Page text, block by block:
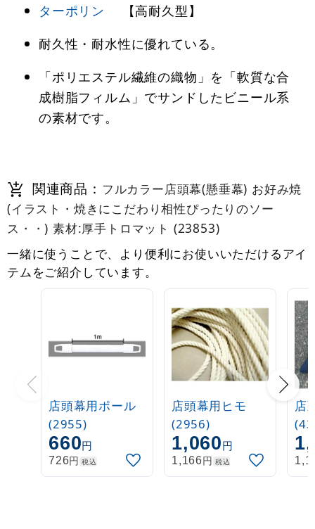
ターポリン 【高耐久型】
耐久性・耐水性に優れている。
「ポリエステル繊維の織物」を「軟質な合
成樹脂フィルム」でサンドしたビニール系
の素材です。
関連商品： フルカラー店頭幕(懸垂幕) お好み焼
(イラスト・焼きにこだわり相性ぴったりのソー
ス・・) 素材:厚手トロマット (23853)
一緒に使うことで、より便利にお使いいただけるアイ
テムをご紹介しています。
店頭幕用ポール
(2955)
660円
726円 税込
店頭幕用ヒモ
(2956)
1,060円
1,166円 税込
店